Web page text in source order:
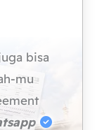
bisa
mu